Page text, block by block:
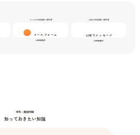
メールでのお問い合わせ
メールフォーム
24時間受付
LINEでのお問い合わせ
LINEでメッセージ
24時間受付
浮気・離婚問題
知っておきたい知識